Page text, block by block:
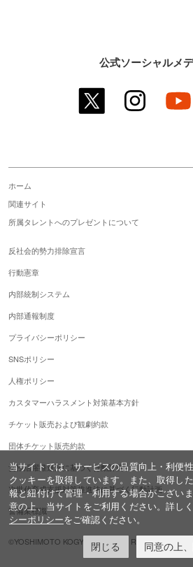
公式ソーシャルメ
twitter instagram
ホーム
関連サイト
所属タレントへのプレゼントについて
反社会的勢力排除宣言
行動憲章
内部統制システム
内部通報制度
プライバシーポリシー
SNSポリシー
人権ポリシー
カスタマーハラスメント対策基本方針
チケット販売および観劇約款
団体チケット販売約款
女性活躍推進法に基づく行動計画
次世代育成支援対策推進法に基づく行動計画
警備業標識
©YOSHIMOTO KOGYO,ALL Rights Reserved.
当サイトでは、サービスの品質向上・利便
クッキーを取得しています。また、取得し
報と紐付けて管理・利用する場合がござい
意の上、当サイトをご利用ください。詳し
シーポリシーをご確認ください。
閉じる 同意の上